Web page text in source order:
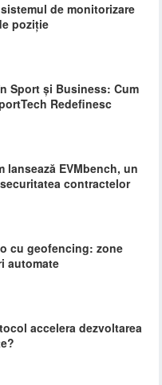
de monitorizare
poziție
Sport și Business: Cum
Redefinesc
lansează EVMbench, un
contractelor
cu geofencing: zone
automate
accelera dezvoltarea